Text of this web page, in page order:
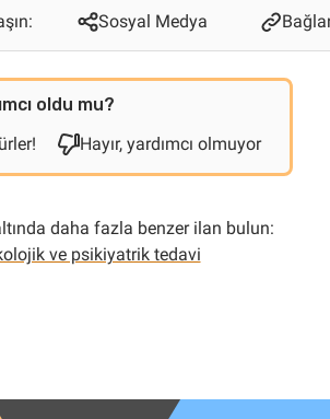
Sosyal Medya
oldu mu?
Hayır, yardımcı olmuyor
daha fazla benzer ilan bulun:
ve psikiyatrik tedavi